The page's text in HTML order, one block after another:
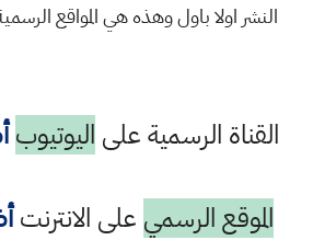
النشر اولا باول وهذه هي المواقع
القناة الرسمية على اليوتيوب
الموقع الرسمي على الانترنت